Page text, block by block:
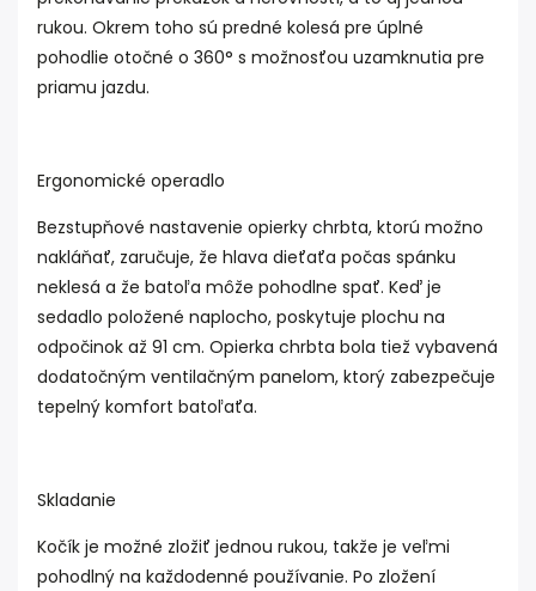
rukou. Okrem toho sú predné kolesá pre úplné
pohodlie otočné o 360° s možnosťou uzamknutia pre
priamu jazdu.
Ergonomické operadlo
Bezstupňové nastavenie opierky chrbta, ktorú možno
nakláňať, zaručuje, že hlava dieťaťa počas spánku
neklesá a že batoľa môže pohodlne spať. Keď je
sedadlo položené naplocho, poskytuje plochu na
odpočinok až 91 cm. Opierka chrbta bola tiež vybavená
dodatočným ventilačným panelom, ktorý zabezpečuje
tepelný komfort batoľaťa.
Skladanie
Kočík je možné zložiť jednou rukou, takže je veľmi
pohodlný na každodenné používanie. Po zložení